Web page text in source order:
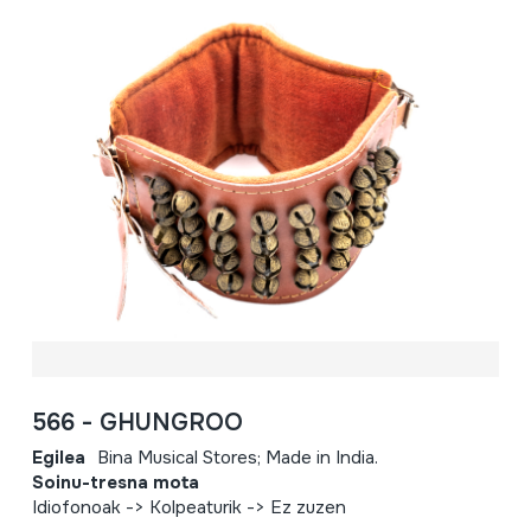
566 - GHUNGROO
Egilea Bina Musical Stores; Made in India.
Soinu-tresna mota
Idiofonoak -> Kolpeaturik -> Ez zuzen